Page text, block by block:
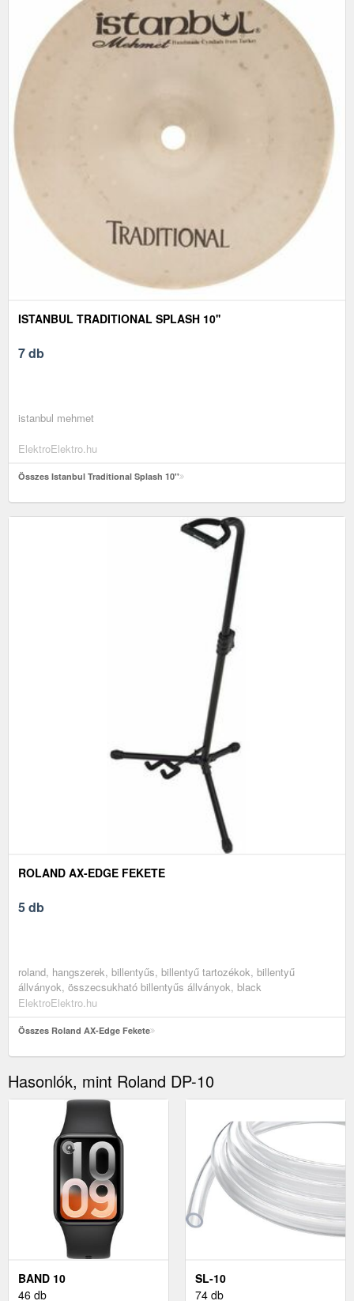
ISTANBUL TRADITIONAL SPLASH 10''
7 db
istanbul mehmet
ElektroElektro.hu
Összes Istanbul Traditional Splash 10''
ROLAND AX-EDGE FEKETE
5 db
roland, hangszerek, billentyűs, billentyű tartozékok, billentyű
állványok, összecsukható billentyűs állványok, black
ElektroElektro.hu
Összes Roland AX-Edge Fekete
Hasonlók, mint Roland DP-10
BAND 10
46 db
SL-10
74 db